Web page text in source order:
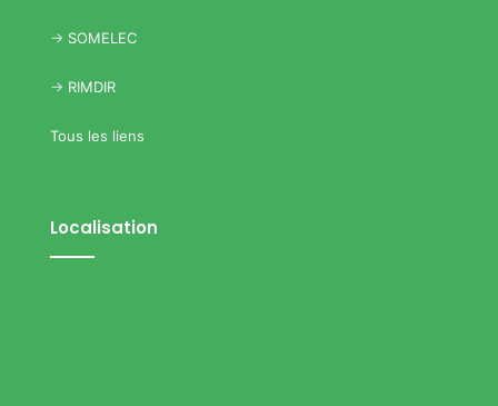
-> SOMELEC
-> RIMDIR
Tous les liens
Localisation